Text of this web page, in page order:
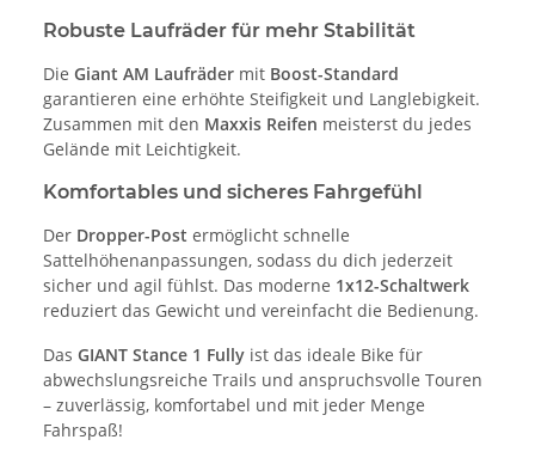
Robuste Laufräder für mehr Stabilität
Die Giant AM Laufräder mit Boost-Standard
garantieren eine erhöhte Steifigkeit und Langlebigkeit.
Zusammen mit den Maxxis Reifen meisterst du jedes
Gelände mit Leichtigkeit.
Komfortables und sicheres Fahrgefühl
Der Dropper-Post ermöglicht schnelle
Sattelhöhenanpassungen, sodass du dich jederzeit
sicher und agil fühlst. Das moderne 1x12-Schaltwerk
reduziert das Gewicht und vereinfacht die Bedienung.
Das GIANT Stance 1 Fully ist das ideale Bike für
abwechslungsreiche Trails und anspruchsvolle Touren
– zuverlässig, komfortabel und mit jeder Menge
Fahrspaß!